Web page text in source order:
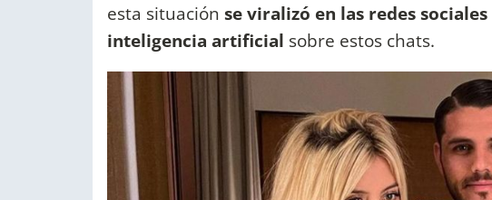
esta situación se viralizó en las redes sociales
inteligencia artificial sobre estos chats.